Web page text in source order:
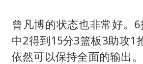
曾凡博的状态也非常好。
中2得到15分3篮板3助攻1
依然可以保持全面的输出